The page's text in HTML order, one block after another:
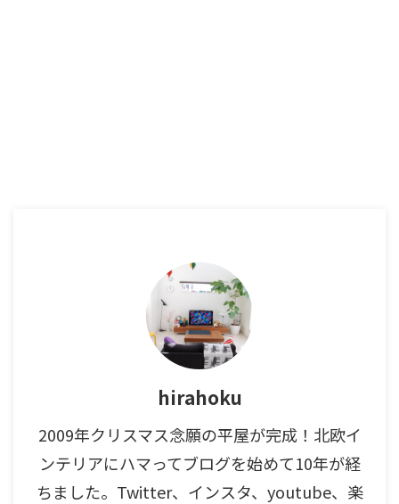
hirahoku
2009年クリスマス念願の平屋が完成！北欧イ
ンテリアにハマってブログを始めて10年が経
ちました。Twitter、インスタ、youtube、楽